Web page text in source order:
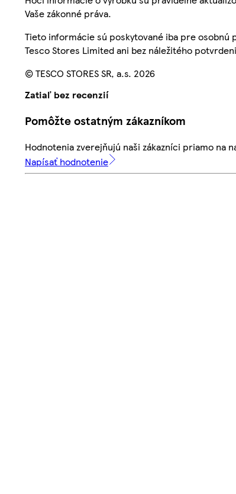
Vaše zákonné práva.
Tieto informácie sú poskytované iba pre osobnú
Tesco Stores Limited ani bez náležitého
© TESCO STORES SR, a.s. 2026
Zatiaľ bez recenzií
Pomôžte ostatným zákazníkom
Hodnotenia zverejňujú naši zákazníci priamo na
Napísať hodnotenie